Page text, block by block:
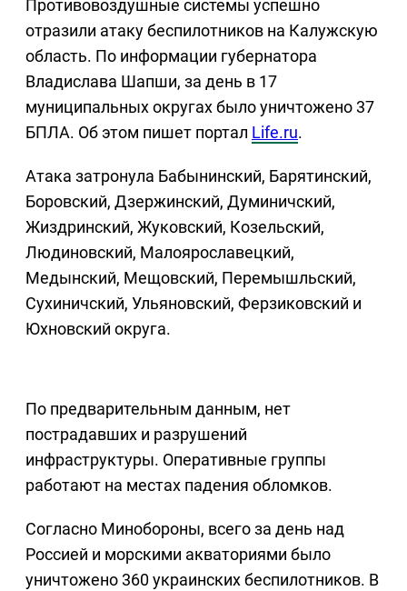
Противовоздушные системы успешно
отразили атаку беспилотников на Калужскую
область. По информации губернатора
Владислава Шапши, за день в 17
муниципальных округах было уничтожено 37
БПЛА. Об этом пишет портал Life.ru.
Атака затронула Бабынинский, Барятинский,
Боровский, Дзержинский, Думиничский,
Жиздринский, Жуковский, Козельский,
Людиновский, Малоярославецкий,
Медынский, Мещовский, Перемышльский,
Сухиничский, Ульяновский, Ферзиковский и
Юхновский округа.
По предварительным данным, нет
пострадавших и разрушений
инфраструктуры. Оперативные группы
работают на местах падения обломков.
Согласно Минобороны, всего за день над
Россией и морскими акваториями было
уничтожено 360 украинских беспилотников. В